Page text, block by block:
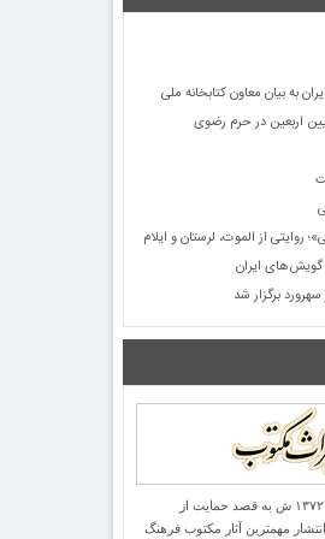
به بیان معاون کتابخانه ملی
اربعین در حرم رضوی
از الموت، لرستان و ایلام
ایران
برگزار شد
مؤسسه پژوهشی میراث مكتوب در سال ۱۳۷۲ ش به قصد حمایت از
مهمترین آثار مكتوب فرهنگ